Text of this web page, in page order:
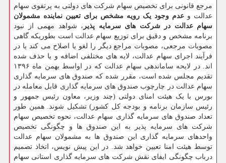
مرجع قانونی برای تخصیص سهام شرکت های دولتی به پرتفوی سهام
عدالت و عدم وجود یک رویه مشخص برای تعیین نماینده مشمولان
سهام عدالت در شرکت های سرمایه پذیر ، شواهد مهمی از نبود
برنامه مشخص و دقیق برای توزیع سهام عدالت است بطوریکه گاهی
مصوبات مرجعی، مصوبات مراجع دیگر را لغو یا اصلاح می کند یا در
فرآیند اجرای سهام عدالت، لایه های مختلفی اضافه و یا حذف شده
اند. در لایحه ساماندهی سهام عدالت که در اواسط بهمن ماه ۱۳۹۶
تقدیم مجلس شده است، مقرر شده که صندوق های سرمایه گذاری
سهام عدالت در چارچوب صندوق های سرمایه گذاری قابل معامله در
بورس با یک هیئت امنای دولتی (چند وزیر، معاون رئیس جمهور و
رئیس سازمان برنامه و بودجه کل کشور) تشکیل شوند. همین طور
تعداد صندوق های سرمایه گذاری سهام عدالت، نحوه تخصیص سهام
شرکت های سرمایه پذیر به این صندوق ها و چگونگی تخصیص
واحدهای سرمایه گذاری این صندوق ها به مشمولان سهام عدالت
توسط هیئت امنا تعیین خواهد شد. در این پیش نویس، اتخاذ تصمیم
درباب چگونگی ایفای نقش شرکت های سرمایه گذاری استانی سهام